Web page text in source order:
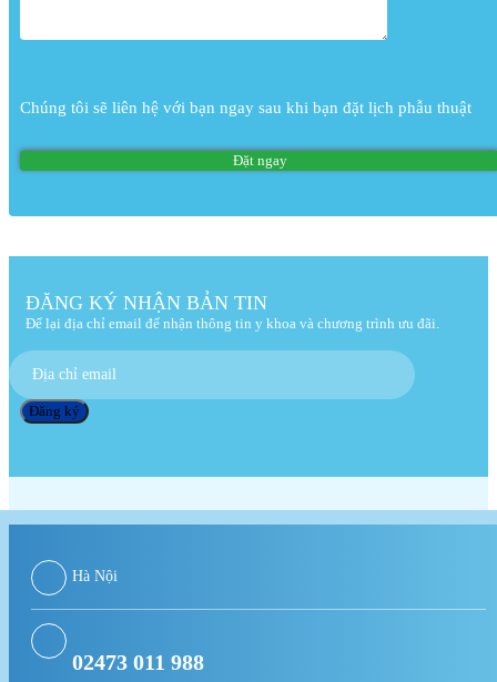
Chúng tôi sẽ liên hệ với bạn ngay sau khi bạn đặt lịch phẫu thuật
ĐĂNG KÝ NHẬN BẢN TIN
Để lại địa chỉ email để nhận thông tin y khoa và chương trình ưu đãi.
Hà Nội
02473 011 988